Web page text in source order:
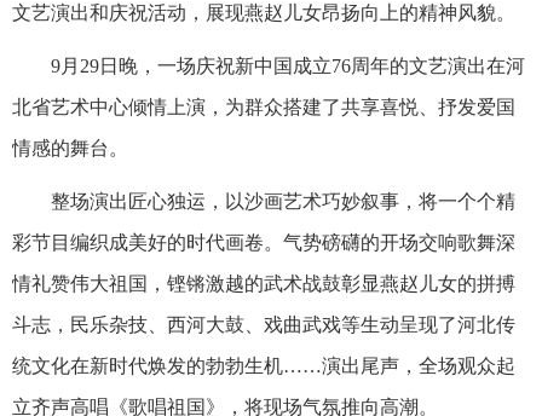
文艺演出和庆祝活动，展现燕赵儿女昂扬向上的精神风貌。
9月29日晚，一场庆祝新中国成立76周年的文艺演出在河
北省艺术中心倾情上演，为群众搭建了共享喜悦、抒发爱国
情感的舞台。
整场演出匠心独运，以沙画艺术巧妙叙事，将一个个精
彩节目编织成美好的时代画卷。气势磅礴的开场交响歌舞深
情礼赞伟大祖国，铿锵激越的武术战鼓彰显燕赵儿女的拼搏
斗志，民乐杂技、西河大鼓、戏曲武戏等生动呈现了河北传
统文化在新时代焕发的勃勃生机……演出尾声，全场观众起
立齐声高唱《歌唱祖国》，将现场气氛推向高潮。